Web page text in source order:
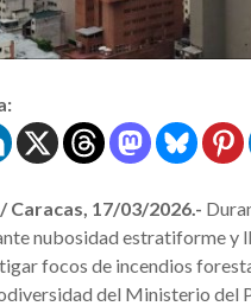
Caracas, 17/03/2026.-
nubosidad estratiforme y
focos de incendios
del Ministerio del